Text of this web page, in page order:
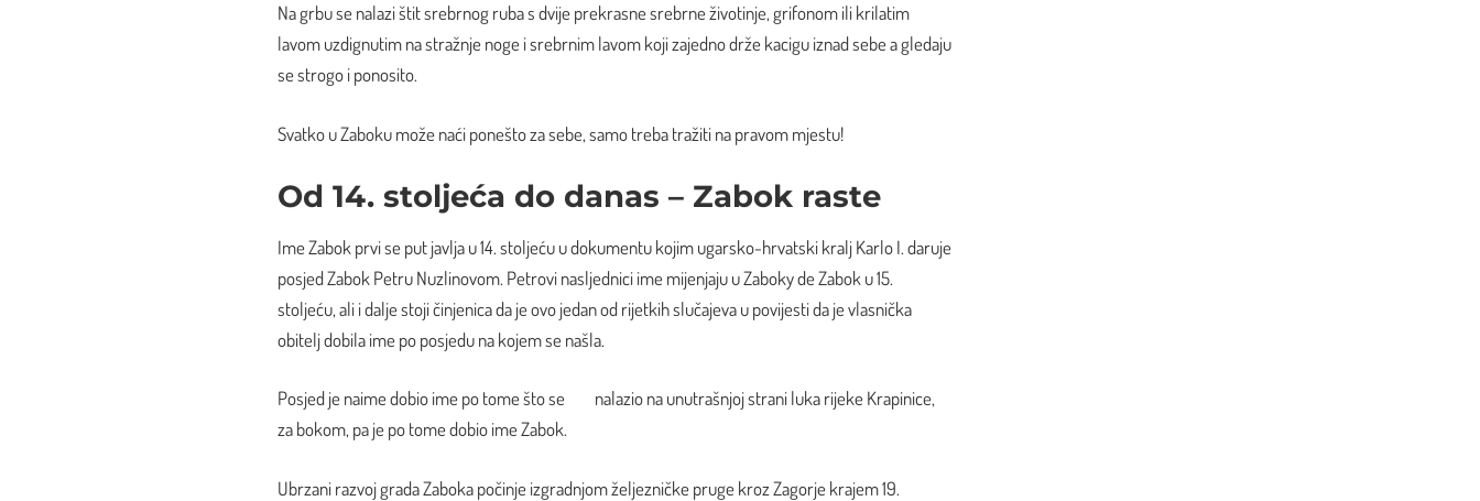
Na grbu se nalazi štit srebrnog ruba s dvije prekrasne srebrne životinje, grifonom ili krilatim
lavom uzdignutim na stražnje noge i srebrnim lavom koji zajedno drže kacigu iznad sebe a gledaju
se strogo i ponosito.
Svatko u Zaboku može naći ponešto za sebe, samo treba tražiti na pravom mjestu!
Od 14. stoljeća do danas – Zabok raste
Ime Zabok prvi se put javlja u 14. stoljeću u dokumentu kojim ugarsko-hrvatski kralj Karlo I. daruje
posjed Zabok Petru Nuzlinovom. Petrovi nasljednici ime mijenjaju u Zaboky de Zabok u 15.
stoljeću, ali i dalje stoji činjenica da je ovo jedan od rijetkih slučajeva u povijesti da je vlasnička
obitelj dobila ime po posjedu na kojem se našla.
Posjed je naime dobio ime po tome što se nalazio na unutrašnjoj strani luka rijeke Krapinice,
za bokom, pa je po tome dobio ime Zabok.
Ubrzani razvoj grada Zaboka počinje izgradnjom željezničke pruge kroz Zagorje krajem 19.